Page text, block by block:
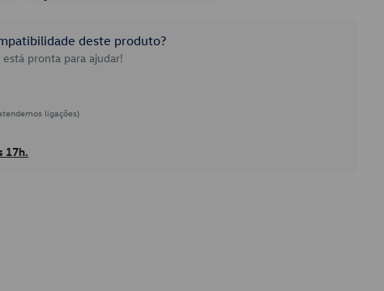
deste produto?
pronta para ajudar!
ligações)
17h.